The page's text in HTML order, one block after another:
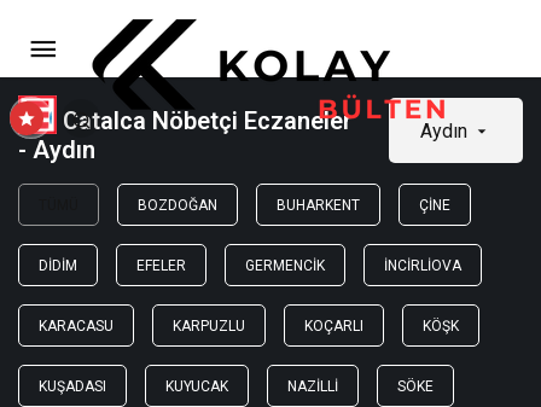
Catalca Nöbetçi Eczaneler
- Aydın
Aydın
BOZDOĞAN BUHARKENT ÇINE
DIDIM EFELER GERMENCIK İNCIRLIOVA
KARACASU KARPUZLU KOÇARLI KÖŞK
KUŞADASI KUYUCAK NAZILLI SÖKE